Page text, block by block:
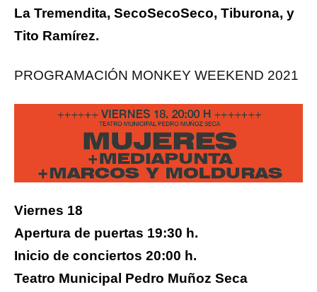
La Tremendita, SecoSecoSeco, Tiburona, y
Tito Ramírez.
PROGRAMACIÓN MONKEY WEEKEND 2021
Viernes 18
Apertura de puertas 19:30 h.
Inicio de conciertos 20:00 h.
Teatro Municipal Pedro Muñoz Seca